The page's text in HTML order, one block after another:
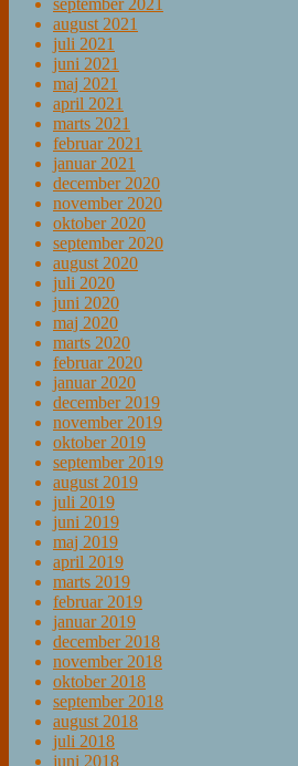
august 2021
juli 2021
juni 2021
maj 2021
april 2021
marts 2021
februar 2021
januar 2021
december 2020
november 2020
oktober 2020
september 2020
august 2020
juli 2020
juni 2020
maj 2020
marts 2020
februar 2020
januar 2020
december 2019
november 2019
oktober 2019
september 2019
august 2019
juli 2019
juni 2019
maj 2019
april 2019
marts 2019
februar 2019
januar 2019
december 2018
november 2018
oktober 2018
september 2018
august 2018
juli 2018
juni 2018